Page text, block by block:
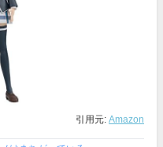
引用元: Amazon